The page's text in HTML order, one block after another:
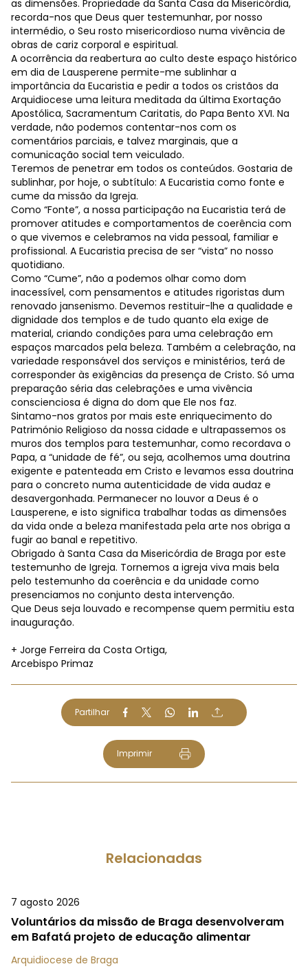
as dimensões. Propriedade da Santa Casa da Misericórdia,
recorda-nos que Deus quer testemunhar, por nosso
intermédio, o Seu rosto misericordioso numa vivência de
obras de cariz corporal e espiritual.
A ocorrência da reabertura ao culto deste espaço histórico
em dia de Lausperene permite-me sublinhar a
importância da Eucaristia e pedir a todos os cristãos da
Arquidiocese uma leitura meditada da última Exortação
Apostólica, Sacramentum Caritatis, do Papa Bento XVI. Na
verdade, não podemos contentar-nos com os
comentários parciais, e talvez marginais, que a
comunicação social tem veiculado.
Teremos de penetrar em todos os conteúdos. Gostaria de
sublinhar, por hoje, o subtítulo: A Eucaristia como fonte e
cume da missão da Igreja.
Como “Fonte”, a nossa participação na Eucaristia terá de
promover atitudes e comportamentos de coerência com
o que vivemos e celebramos na vida pessoal, familiar e
profissional. A Eucaristia precisa de ser “vista” no nosso
quotidiano.
Como “Cume”, não a podemos olhar como dom
inacessível, com pensamentos e atitudes rigoristas dum
renovado jansenismo. Devemos restituir-lhe a qualidade e
dignidade dos templos e de tudo quanto ela exige de
material, criando condições para uma celebração em
espaços marcados pela beleza. Também a celebração, na
variedade responsável dos serviços e ministérios, terá de
corresponder às exigências da presença de Cristo. Só uma
preparação séria das celebrações e uma vivência
conscienciosa é digna do dom que Ele nos faz.
Sintamo-nos gratos por mais este enriquecimento do
Património Religioso da nossa cidade e ultrapassemos os
muros dos templos para testemunhar, como recordava o
Papa, a “unidade de fé”, ou seja, acolhemos uma doutrina
exigente e patenteada em Cristo e levamos essa doutrina
para o concreto numa autenticidade de vida audaz e
desavergonhada. Permanecer no louvor a Deus é o
Lausperene, e isto significa trabalhar todas as dimensões
da vida onde a beleza manifestada pela arte nos obriga a
fugir ao banal e repetitivo.
Obrigado à Santa Casa da Misericórdia de Braga por este
testemunho de Igreja. Tornemos a igreja viva mais bela
pelo testemunho da coerência e da unidade como
presenciamos no conjunto desta intervenção.
Que Deus seja louvado e recompense quem permitiu esta
inauguração.
+ Jorge Ferreira da Costa Ortiga,
Arcebispo Primaz
Partilhar
Imprimir
Relacionadas
7 agosto 2026
Voluntários da missão de Braga desenvolveram
em Bafatá projeto de educação alimentar
Arquidiocese de Braga